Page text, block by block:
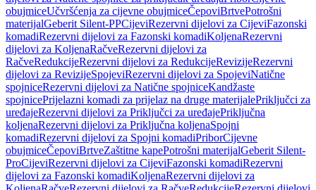
obujmiceUčvršćenja za cijevne obujmiceČepoviBrtvePotrošni
materijalGeberit Silent-PPCijeviRezervni dijelovi za CijeviFazonski
komadiRezervni dijelovi za Fazonski komadiKoljenaRezervni
dijelovi za KoljenaRačveRezervni dijelovi za
RačveRedukcijeRezervni dijelovi za RedukcijeRevizijeRezervni
dijelovi za RevizijeSpojeviRezervni dijelovi za SpojeviNatične
spojniceRezervni dijelovi za Natične spojniceKandžaste
spojnicePrijelazni komadi za prijelaz na druge materijalePriključci za
uređajeRezervni dijelovi za Priključci za uređajePriključna
koljenaRezervni dijelovi za Priključna koljenaSpojni
komadiRezervni dijelovi za Spojni komadiPriborCijevne
obujmiceČepoviBrtveZaštitne kapePotrošni materijalGeberit Silent-
ProCijeviRezervni dijelovi za CijeviFazonski komadiRezervni
dijelovi za Fazonski komadiKoljenaRezervni dijelovi za